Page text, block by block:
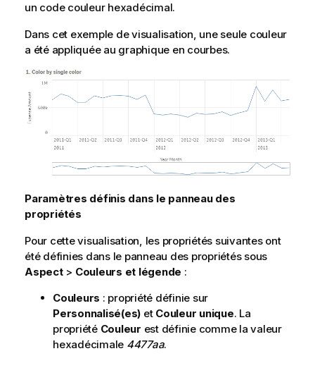
un code couleur hexadécimal.
Dans cet exemple de visualisation, une seule couleur
a été appliquée au graphique en courbes.
Paramètres définis dans le panneau des
propriétés
Pour cette visualisation, les propriétés suivantes ont
été définies dans le panneau des propriétés sous
Aspect> Couleurs et légende :
Couleurs : propriété définie sur
Personnalisé(es) et Couleur unique. La
propriété Couleur est définie comme la valeur
hexadécimale 4477aa.